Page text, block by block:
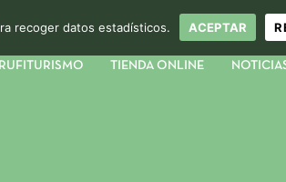
TIENDA ONLINE
recoger datos estadísticos. ACEPTAR